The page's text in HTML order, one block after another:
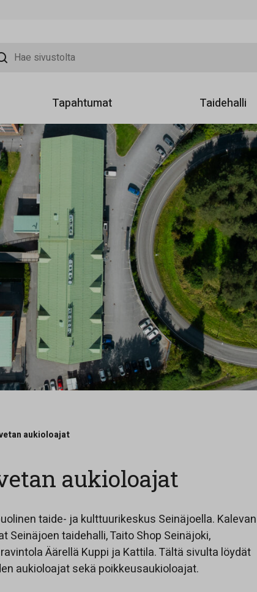
sivustolta
Tapahtumat Taidehalli
aukioloajat
aukioloajat
taide- ja kulttuurikeskus Seinäjoella. Kalevan
Seinäjoen taidehalli, Taito Shop Seinäjoki,
Äärellä Kuppi ja Kattila. Tältä sivulta löydät
aukioloajat sekä poikkeusaukioloajat.